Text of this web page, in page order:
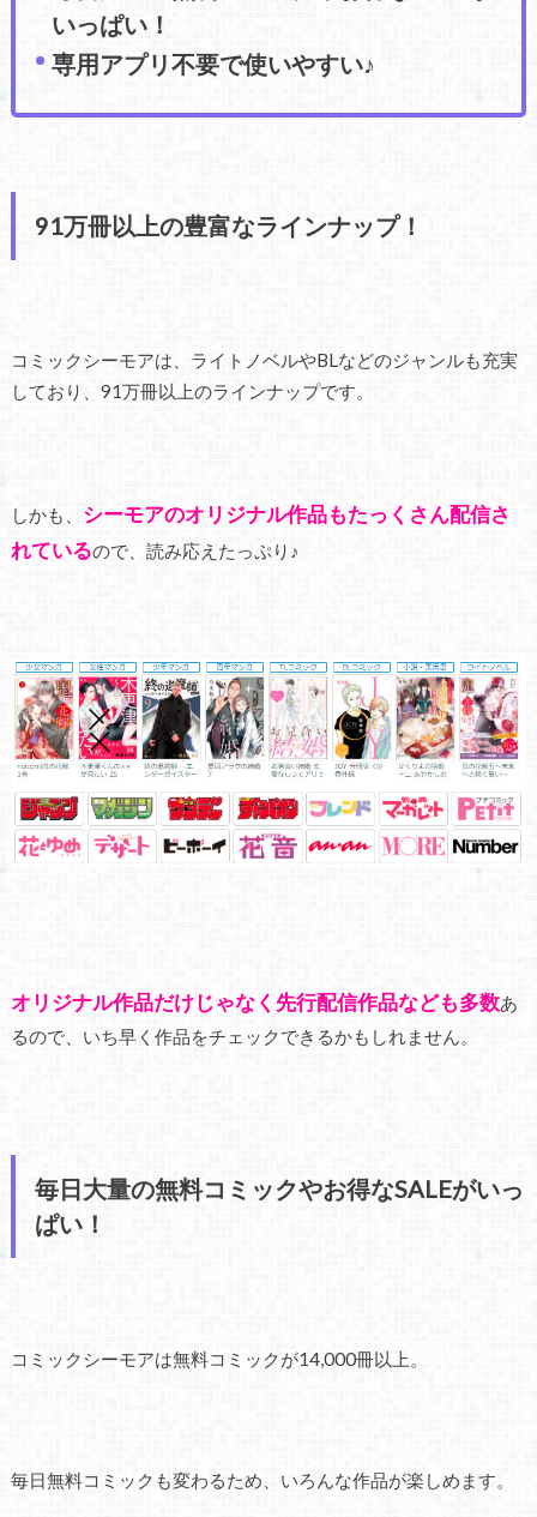
いっぱい！
専用アプリ不要で使いやすい♪
91万冊以上の豊富なラインナップ！
コミックシーモアは、ライトノベルやBLなどのジャンルも充実
しており、91万冊以上のラインナップです。
しかも、 シーモアのオリジナル作品もたっくさん配信さ
れているので、読み応えたっぷり♪
オリジナル作品だけじゃなく先行配信作品なども多数あ
るので、いち早く作品をチェックできるかもしれません。
毎日大量の無料コミックやお得なSALEがいっ
ぱい！
コミックシーモアは無料コミックが14,000冊以上。
毎日無料コミックも変わるため、いろんな作品が楽しめます。